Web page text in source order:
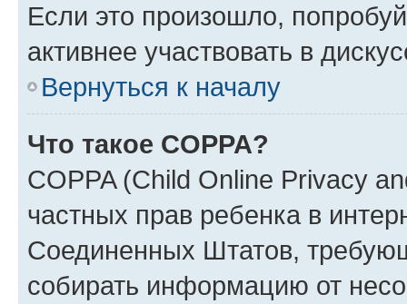
Если это произошло,
активнее участвовать в
Вернуться к началу
Что такое COPPA?
COPPA (Child Online Privacy
частных прав ребенка в
Соединенных Штатов,
собирать информацию от